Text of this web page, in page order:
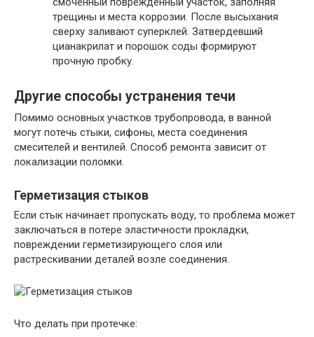
трещины и места коррозии. После высыхания
сверху заливают суперклей. Затвердевший
цианакрилат и порошок соды формируют
прочную пробку.
Другие способы устранения течи
Помимо основных участков трубопровода, в ванной
могут потечь стыки, сифоны, места соединения
смесителей и вентилей. Способ ремонта зависит от
локализации поломки.
Герметизация стыков
Если стык начинает пропускать воду, то проблема может
заключаться в потере эластичности прокладки,
повреждении герметизирующего слоя или
растрескивании деталей возле соединения.
Что делать при протечке: